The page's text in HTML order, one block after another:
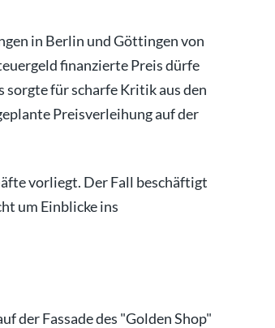
in Berlin und Göttingen von
finanzierte Preis dürfe
sorgte für scharfe Kritik aus den
Preisverleihung auf der
vorliegt. Der Fall beschäftigt
um Einblicke ins
der Fassade des "Golden Shop"